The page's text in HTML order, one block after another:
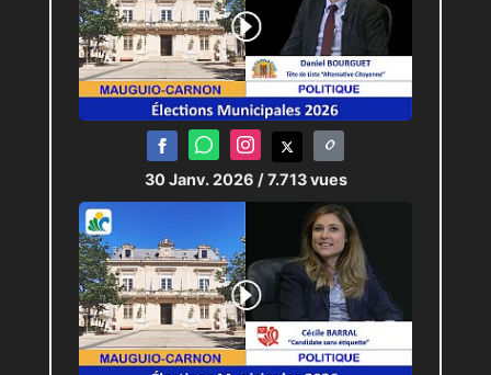
30 Janv. 2026 / 7.713 vues